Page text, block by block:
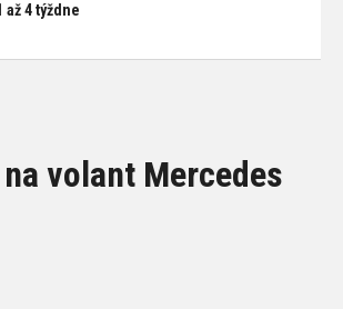
až 4 týždne
volant Mercedes